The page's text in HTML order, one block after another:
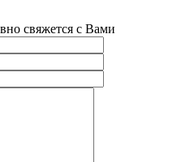
свяжется с Вами